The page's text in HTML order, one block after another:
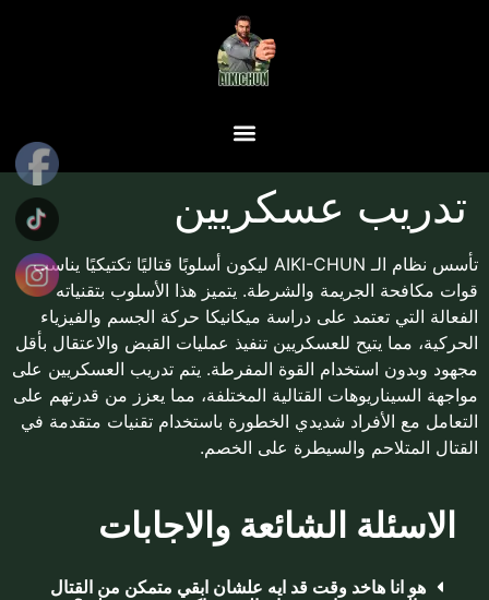
تدريب عسكريين
تأسس نظام الـ AIKI-CHUN ليكون أسلوبًا قتاليًا تكتيكيًا يناسب
قوات مكافحة الجريمة والشرطة. يتميز هذا الأسلوب بتقنياته
الفعالة التي تعتمد على دراسة ميكانيكا حركة الجسم والفيزياء
الحركية، مما يتيح للعسكريين تنفيذ عمليات القبض والاعتقال بأقل
مجهود وبدون استخدام القوة المفرطة. يتم تدريب العسكريين على
مواجهة السيناريوهات القتالية المختلفة، مما يعزز من قدرتهم على
التعامل مع الأفراد شديدي الخطورة باستخدام تقنيات متقدمة في
القتال المتلاحم والسيطرة على الخصم.
الاسئلة الشائعة والاجابات
هو انا هاخد وقت قد ايه علشان ابقي متمكن من القتال